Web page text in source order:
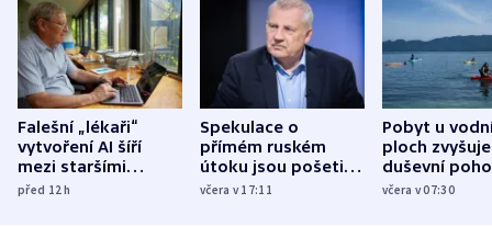
Falešní „lékaři“
vytvoření AI šíří
mezi staršími
Poláky nebezpečné
před 12h
Spekulace o
přímém ruském
útoku jsou pošetilé,
míní estonský
včera v 17:11
Pobyt u
ploch zvyšuje
duševní
ukázala
včera v 07:30